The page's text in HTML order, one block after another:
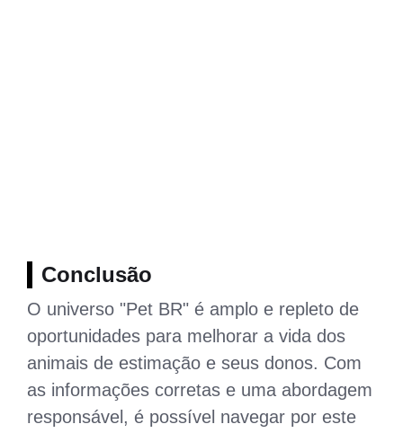
Conclusão
O universo "Pet BR" é amplo e repleto de
oportunidades para melhorar a vida dos
animais de estimação e seus donos. Com
as informações corretas e uma abordagem
responsável, é possível navegar por este